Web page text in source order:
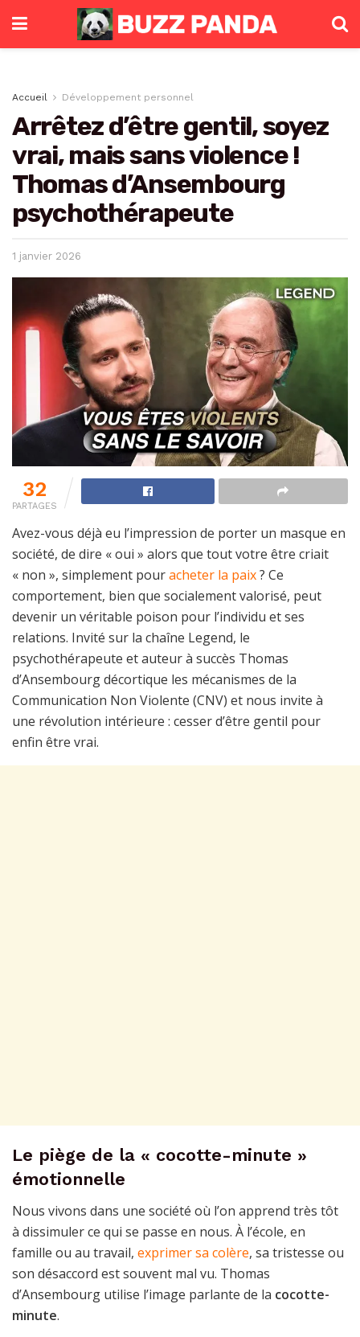
Accueil Développement personnel
Arrêtez d’être gentil, soyez
vrai, mais sans violence !
Thomas d’Ansembourg
psychothérapeute
1 janvier 2026
32
PARTAGES
Avez-vous déjà eu l’impression de porter un masque en
société, de dire « oui » alors que tout votre être criait
« non », simplement pouracheter la paix? Ce
comportement, bien que socialement valorisé, peut
devenir un véritable poison pour l’individu et ses
relations. Invité sur la chaîne Legend, le
psychothérapeute et auteur à succès Thomas
d’Ansembourg décortique les mécanismes de la
Communication Non Violente (CNV) et nous invite à
une révolution intérieure : cesser d’être gentil pour
enfin être vrai.
Le piège de la « cocotte-minute »
émotionnelle
Nous vivons dans une société où l’on apprend très tôt
à dissimuler ce qui se passe en nous. À l’école, en
famille ou au travail, exprimer sa colère, sa tristesse ou
son désaccord est souvent mal vu. Thomas
d’Ansembourg utilise l’image parlante de la cocotte-
minute.